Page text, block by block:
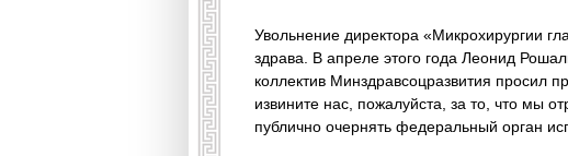
Увольнение директора «Микрохирургии
здрава. В апреле этого года Леонид
коллектив Минздравсоцразвития
извините нас, пожалуйста, за то, что мы
публично очернять федеральный орган